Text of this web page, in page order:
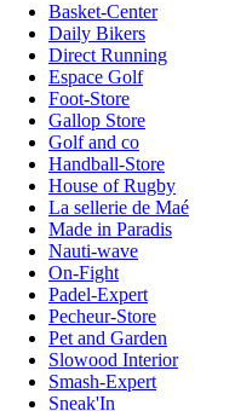
Basket-Center
Daily Bikers
Direct Running
Espace Golf
Foot-Store
Gallop Store
Golf and co
Handball-Store
House of Rugby
La sellerie de Maé
Made in Paradis
Nauti-wave
On-Fight
Padel-Expert
Pecheur-Store
Pet and Garden
Slowood Interior
Smash-Expert
Sneak'In